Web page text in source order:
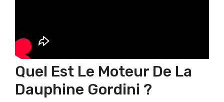
Quel Est Le Moteur De La
Dauphine Gordini ?